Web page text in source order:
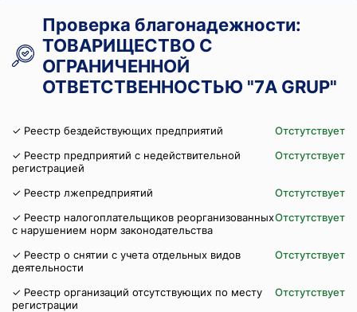
Проверка благонадежности:
ТОВАРИЩЕСТВО С
ОГРАНИЧЕННОЙ
ОТВЕТСТВЕННОСТЬЮ "7A GRUP"
✓ Реестр бездействующих предприятий
Отстутствует
✓ Реестр предприятий с недействительной
регистрацией
Отстутствует
✓ Реестр лжепредприятий
Отстутствует
✓ Реестр налогоплательщиков реорганизованных
с нарушением норм законодательства
Отстутствует
✓ Реестр о снятии с учета отдельных видов
деятельности
Отстутствует
✓ Реестр организаций отсутствующих по месту
регистрации
Отстутствует